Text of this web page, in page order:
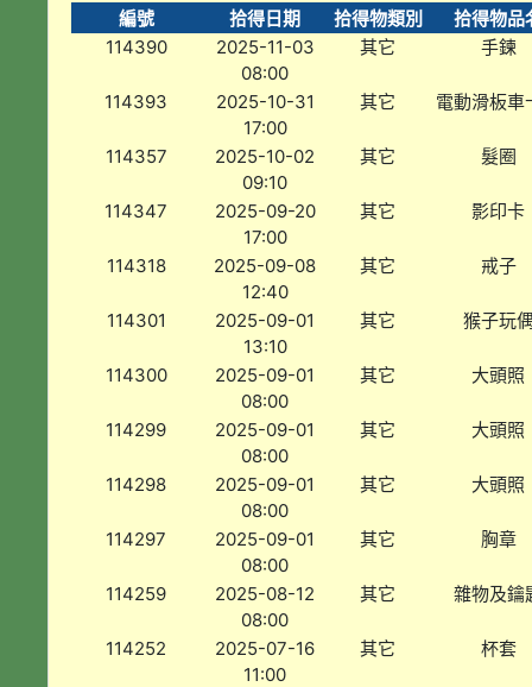
編號 拾得日期 拾得物類別
拾得物品
114390
2025-11-03
08:00
其它 手鍊
114393
2025-10-31
17:00
其它 電動滑板車
114357
2025-10-02
09:10
其它 髮圈
114347
2025-09-20
17:00
其它 影印卡
114318
2025-09-08
12:40
其它 戒子
114301
2025-09-01
13:10
其它 猴子玩
114300
2025-09-01
08:00
其它 大頭照
114299
2025-09-01
08:00
其它 大頭照
114298
2025-09-01
08:00
其它 大頭照
114297
2025-09-01
08:00
其它 胸章
114259
2025-08-12
08:00
其它 雜物及鑰
114252
2025-07-16
11:00
其它 杯套